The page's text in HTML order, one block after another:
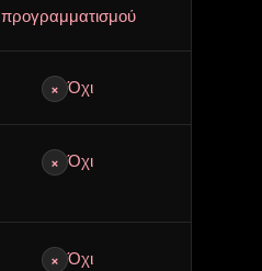
προγραμματισμού
× Όχι
× Όχι
× Όχι